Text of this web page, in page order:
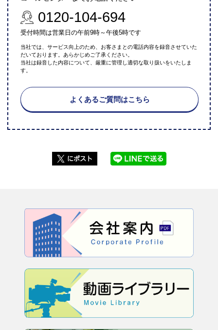
0120-104-694
受付時間は営業日の午前9時～午後5時です
当社では、サービス向上のため、お客さまとの電話内容を録音させていた
だいております。あらかじめご了承ください。
当社は録音した内容について、厳重に管理し適切な取り扱いをいたしま
す。
よくあるご質問はこちら